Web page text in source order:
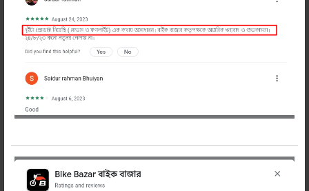
প্রডাক্ট হাতে পেয়ে টাকা পরিশোধ
ইজি ও ফ্রী রিটার্ন
- +
করুন